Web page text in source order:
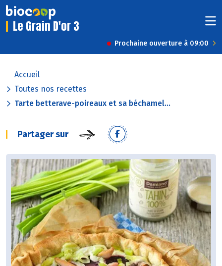
Le Grain D'or 3
Prochaine ouverture à 09:00
Accueil
Toutes nos recettes
Tarte betterave-poireaux et sa béchamel...
Partager sur